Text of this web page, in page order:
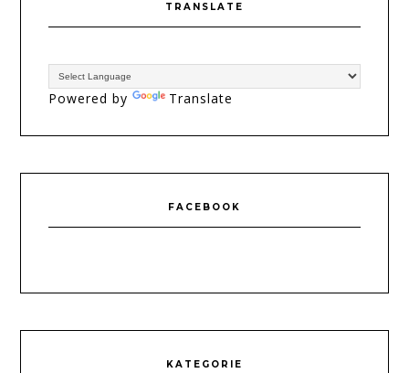
TRANSLATE
Powered by Translate
FACEBOOK
KATEGORIE